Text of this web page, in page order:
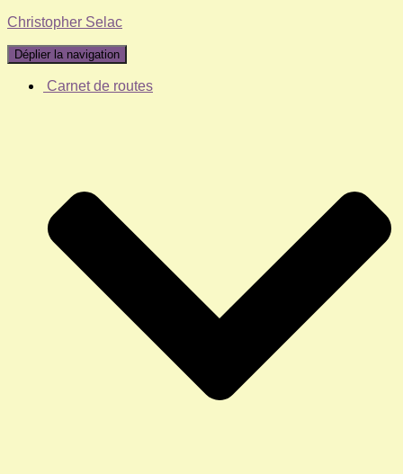
Christopher Selac
Déplier la navigation
Carnet de routes